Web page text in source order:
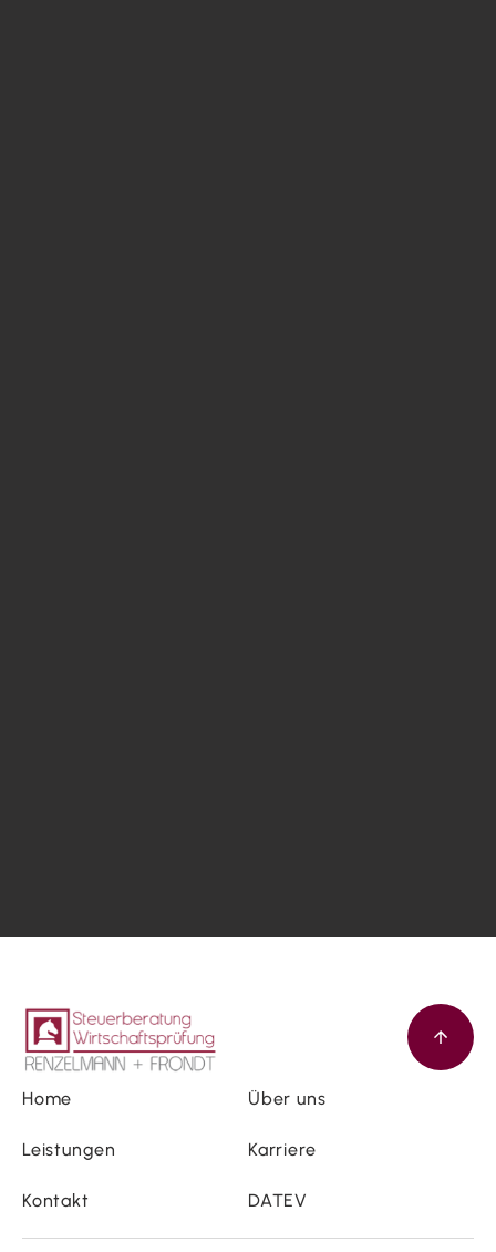
Home Über uns
Leistungen Karriere
Kontakt DATEV